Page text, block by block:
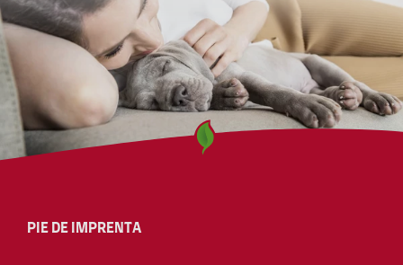
PIE DE IMPRENTA